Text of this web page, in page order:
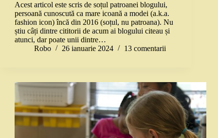
Acest articol este scris de soțul patroanei blogului,
persoană cunoscută ca mare icoană a modei (a.k.a.
fashion icon) încă din 2016 (soțul, nu patroana). Nu
știu câți dintre cititorii de acum ai blogului citeau și
atunci, dar poate unii dintre…
Robo
26 ianuarie 2024 13 comentarii